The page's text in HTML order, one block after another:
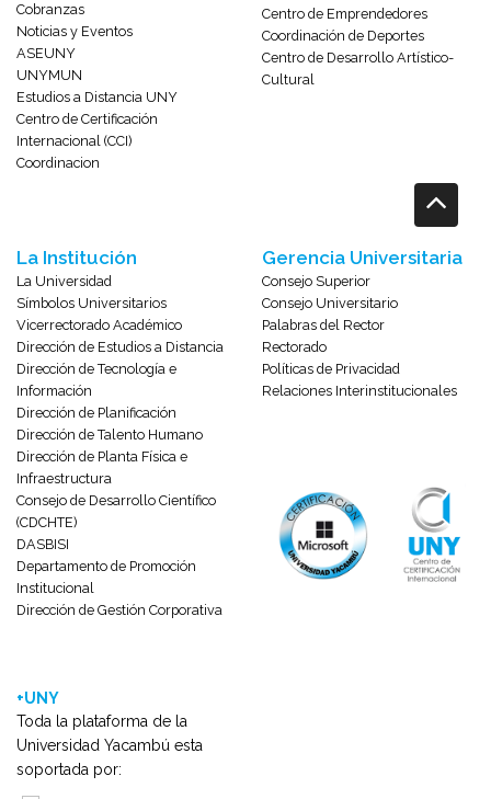
Cobranzas
Noticias y Eventos
ASEUNY
UNYMUN
Estudios a Distancia UNY
Centro de Certificación
Internacional (CCI)
Coordinacion
Centro de Emprendedores
Coordinación de Deportes
Centro de Desarrollo Artístico-
Cultural
La Institución
La Universidad
Símbolos Universitarios
Vicerrectorado Académico
Dirección de Estudios a Distancia
Dirección de Tecnología e
Información
Dirección de Planificación
Dirección de Talento Humano
Dirección de Planta Física e
Infraestructura
Consejo de Desarrollo Científico
(CDCHTE)
DASBISI
Departamento de Promoción
Institucional
Dirección de Gestión Corporativa
+UNY
Toda la plataforma de la
Universidad Yacambú esta
soportada por:
Gerencia Universitaria
Consejo Superior
Consejo Universitario
Palabras del Rector
Rectorado
Políticas de Privacidad
Relaciones Interinstitucionales